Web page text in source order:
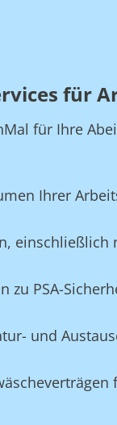
für
für Ihre
Ihrer
zu PSA-
und